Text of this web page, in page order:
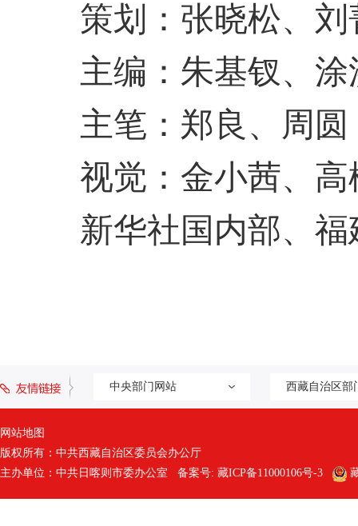
策划：张晓松、刘
主编：朱基钗、涂
主笔：郑良、周圆
视觉：金小茜、高
新华社国内部、福
中央部门网站 西藏自治区部
网站地图
版权所有：中共西藏自治区委员会办公厅
主办单位：中共日喀则市委办公室 备案号: 藏ICP备11000106号-3